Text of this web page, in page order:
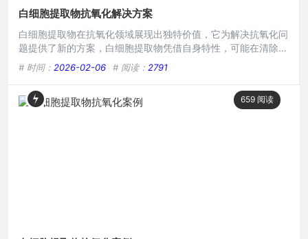
白细胞提取物抗氧化解决方案
白细胞提取物在抗氧化领域展现出独特价值，它为解决抗氧化问
题提供了新的方案，白细胞提取物凭借自身特性，可能在清除自
由基、抵御氧化损伤等方面发挥重要作用，有望在医药、保健等
相关领域为抗氧化需求提供更优选择，开启抗氧化研究与应用的
新方向。在当今快节奏且充满诸多压力因素的生活环境中，人体
细胞面临着众多氧化应激挑战，自由基的过度产生会对细胞结构
# 时间： 2026-02-06 # 阅读： 2791
659 阅读